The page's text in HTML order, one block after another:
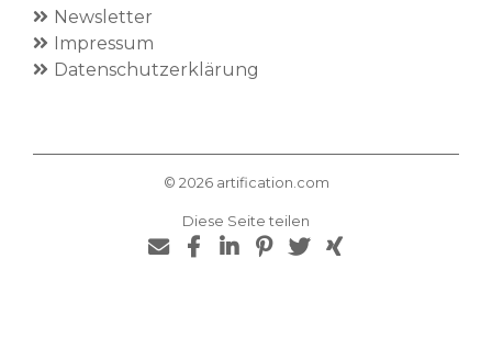
Newsletter
Impressum
Datenschutzerklärung
© 2026 artification.com
Diese Seite teilen